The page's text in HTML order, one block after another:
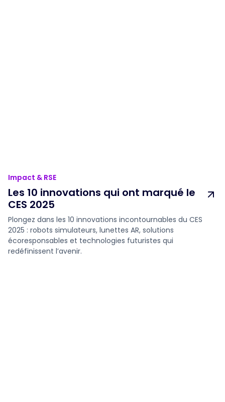
Impact & RSE
Les 10 innovations qui ont marqué le
CES 2025
Plongez dans les 10 innovations incontournables du CES
2025 : robots simulateurs, lunettes AR, solutions
écoresponsables et technologies futuristes qui
redéfinissent l’avenir.